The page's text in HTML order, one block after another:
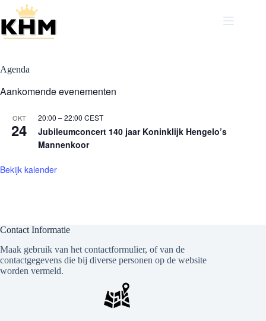
de
inhoud
Agenda
Agenda
Aankomende evenementen
OKT
24
20:00 –22:00 CEST
Jubileumconcert 140 jaar Koninklijk Hengelo’s
Mannenkoor
Bekijk kalender
Contact Informatie
Maak gebruik van het contactformulier, of van de
contactgegevens die bij diverse personen op de website
worden vermeld.